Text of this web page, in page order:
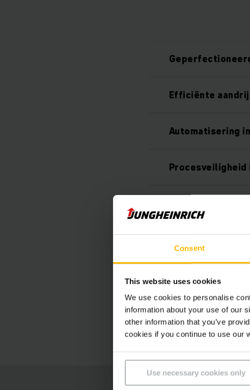
Consent
This website uses cookies
We use cookies to personalise
information about your use of our
other information that you’ve
cookies if you continue to use our
Use necessary cookies only
Efficiënte
Automatisering
Procesveiligheid
Nauwkeurige
Trapsgewijs